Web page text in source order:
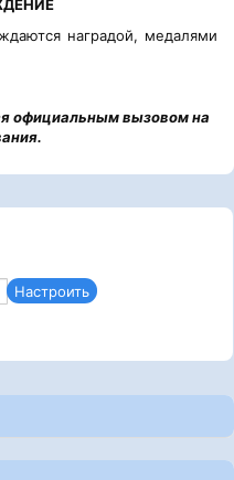
наградой, медалями
официальным вызовом на
Настроить